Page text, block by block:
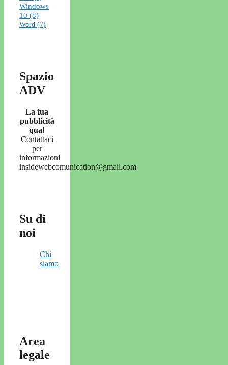
Windows
10 (8)
Word (7)
Spazio
ADV
La tua
pubblicità
qua!
Contattaci
per
informazioni
insidewebcomunication@gmail.com
Su di
noi
Chi
siamo
Area
legale